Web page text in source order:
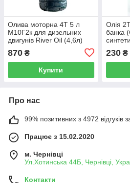
Олива моторна 4T 5 л
М10Г2к для дизельних
двигунів River Oil (4,6л)
870 ₴
Купити
Олія
банка
230₴
Про нас
99% позитивних з 4972 відгуків
Працює з 15.02.2020
м. Чернівці
Ул.Хотинська 44Б, Чернівці,
Контакти